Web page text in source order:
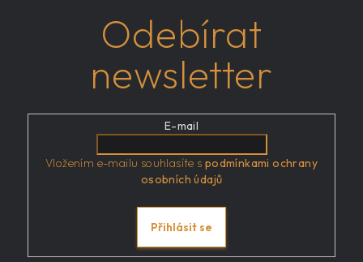
Odebírat
newsletter
E-mail
Vložením e-mailu souhlasíte s podmínkami ochrany
osobních údajů
Přihlásit se